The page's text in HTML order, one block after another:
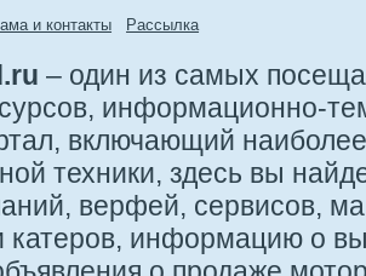
и контакты Рассылка
– один из самых
информационно-
включающий
техники, здесь вы
верфей, сервисов,
катеров, информацию о